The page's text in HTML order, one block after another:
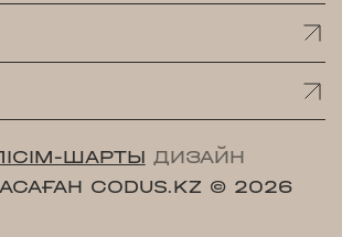
ШАРТЫ ДИЗАЙН
CODUS.KZ © 2026